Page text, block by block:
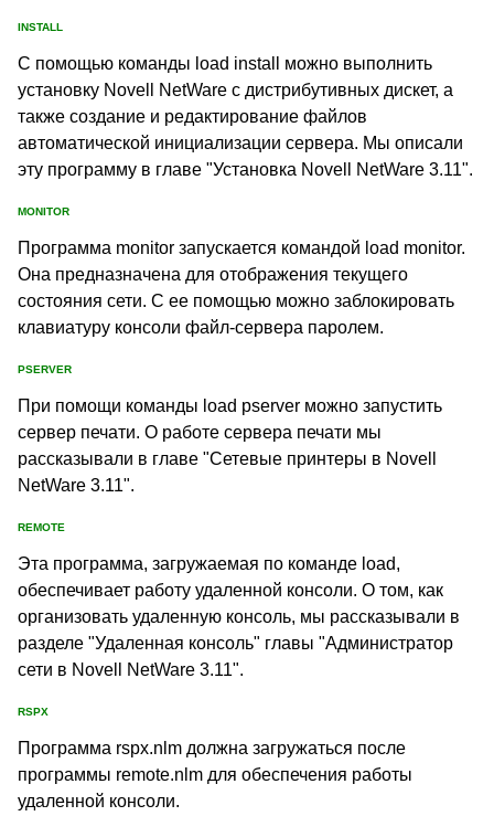
INSTALL
С помощью команды load install можно выполнить
установку Novell NetWare с дистрибутивных дискет, а
также создание и редактирование файлов
автоматической инициализации сервера. Мы описали
эту программу в главе "Установка Novell NetWare 3.11".
MONITOR
Программа monitor запускается командой load monitor.
Она предназначена для отображения текущего
состояния сети. С ее помощью можно заблокировать
клавиатуру консоли файл-сервера паролем.
PSERVER
При помощи команды load pserver можно запустить
сервер печати. О работе сервера печати мы
рассказывали в главе "Сетевые принтеры в Novell
NetWare 3.11".
REMOTE
Эта программа, загружаемая по команде load,
обеспечивает работу удаленной консоли. О том, как
организовать удаленную консоль, мы рассказывали в
разделе "Удаленная консоль" главы "Администратор
сети в Novell NetWare 3.11".
RSPX
Программа rspx.nlm должна загружаться после
программы remote.nlm для обеспечения работы
удаленной консоли.